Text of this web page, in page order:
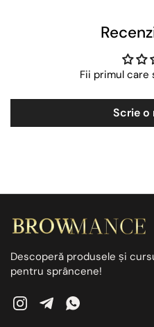
Fii primul care
Scrie o
Descoperă produsele și
pentru sprâncene!
Instagram
TelegramWhatsApp